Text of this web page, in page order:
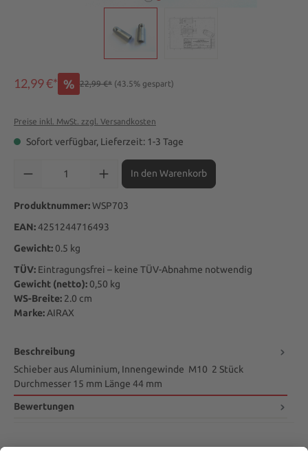
12,99 €* % 22,99 €* (43.5% gespart)
Preise inkl. MwSt. zzgl. Versandkosten
Sofort verfügbar, Lieferzeit: 1-3 Tage
Produkt Anzahl: Gib den gewünschten Wert ein oder benutze die
In den Warenkorb
Produktnummer:WSP703
EAN:4251244716493
Gewicht: 0.5 kg
TÜV: Eintragungsfrei – keine TÜV-Abnahme notwendig
Gewicht (netto): 0,50 kg
WS-Breite: 2.0 cm
Marke:AIRAX
Beschreibung
Schieber aus Aluminium, Innengewinde M10 2 Stück
Durchmesser 15 mm Länge 44 mm
Bewertungen